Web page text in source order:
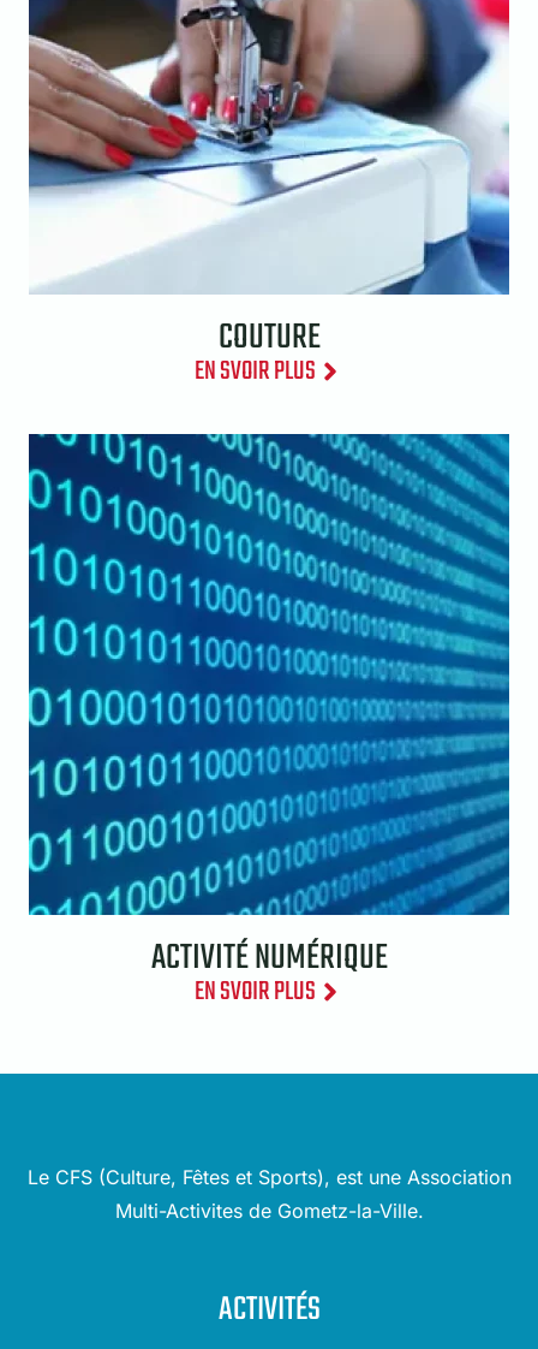
COUTURE
EN SVOIR PLUS
ACTIVITÉ NUMÉRIQUE
EN SVOIR PLUS
Le CFS (Culture, Fêtes et Sports), est une Association
Multi-Activites de Gometz-la-Ville.
ACTIVITÉS